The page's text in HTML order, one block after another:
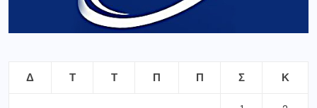
Δ Τ Τ Π Π Σ Κ